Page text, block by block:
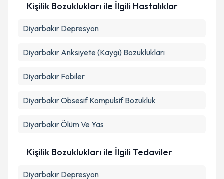
Kişilik Bozuklukları ile İlgili Hastalıklar
Diyarbakır Depresyon
Diyarbakır Anksiyete (Kaygı) Bozuklukları
Diyarbakır Fobiler
Diyarbakır Obsesif Kompulsif Bozukluk
Diyarbakır Ölüm Ve Yas
Kişilik Bozuklukları ile İlgili Tedaviler
Diyarbakır Depresyon